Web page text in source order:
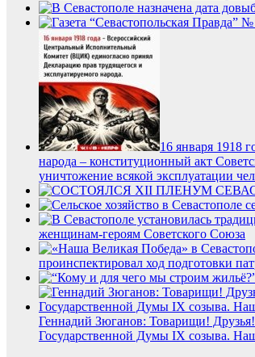
16 января 1918
народа – конституционный акт
уничтожение всякой эксплуатации
женщинам-героям Советского Союза
проинспектировал ход подготовки
Геннадий Зюганов: Товарищи!
Государственной Думы IX созыва.